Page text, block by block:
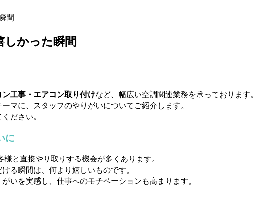
間
しかった瞬間
工事・エアコン取り付けなど、幅広い空調関連業務を承っております。
マに、スタッフのやりがいについてご紹介します。
ださい。
に
と直接やり取りする機会が多くあります。
る瞬間は、何より嬉しいものです。
いを実感し、仕事へのモチベーションも高まります。